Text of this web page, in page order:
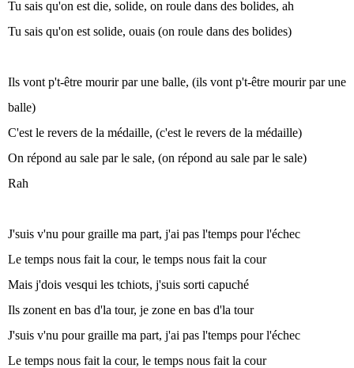
Tu sais qu'on est die, solide, on roule dans des bolides, ah
Tu sais qu'on est solide, ouais (on roule dans des bolides)
Ils vont p't-être mourir par une balle, (ils vont p't-être mourir par une
balle)
C'est le revers de la médaille, (c'est le revers de la médaille)
On répond au sale par le sale, (on répond au sale par le sale)
Rah
J'suis v'nu pour graille ma part, j'ai pas l'temps pour l'échec
Le temps nous fait la cour, le temps nous fait la cour
Mais j'dois vesqui les tchiots, j'suis sorti capuché
Ils zonent en bas d'la tour, je zone en bas d'la tour
J'suis v'nu pour graille ma part, j'ai pas l'temps pour l'échec
Le temps nous fait la cour, le temps nous fait la cour